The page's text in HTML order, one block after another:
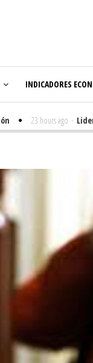
INDICADORES
23 hours ago -